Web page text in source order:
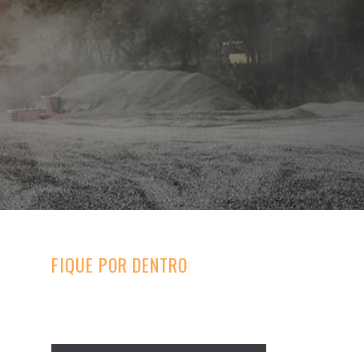
FIQUE POR DENTRO